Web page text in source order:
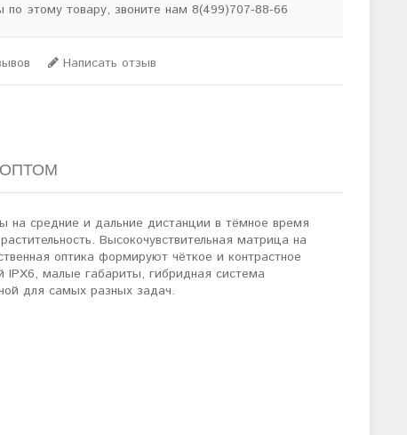
по этому товару, звоните нам 8(499)707-88-66
Написать отзыв
ОПТОМ
на средние и дальние дистанции в тёмное время
Высокочувствительная матрица на
оптика формируют чёткое и контрастное
IPX6, малые габариты, гибридная система
для самых разных задач.